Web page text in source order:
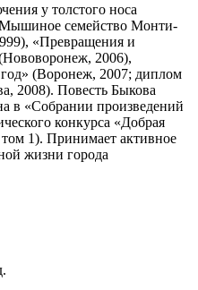
у толстого носа
семейство Монти-
«Превращения и
2006),
(Воронеж, 2007; диплом
2008). Повесть Быкова
в «Собрании произведений
конкурса «Добрая
1). Принимает активное
жизни города